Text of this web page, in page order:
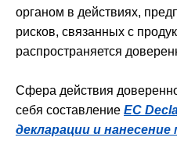
органом в действиях,
рисков, связанных с
распространяется
Сфера действия
себя составление EC
декларации и